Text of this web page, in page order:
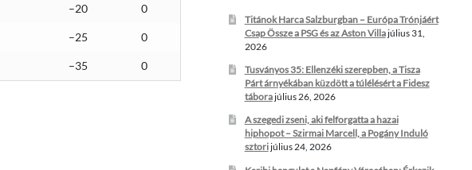
–20 0
–25 0
–35 0
Titánok Harca Salzburgban – Európa Trónjáért
Csap Össze a PSG és az Aston Villajúlius 31,
2026
Tusványos 35: Ellenzéki szerepben, a Tisza
Párt árnyékában küzdött a túlélésért a Fidesz
táborajúlius 26, 2026
A szegedi zseni, aki felforgatta a hazai
hiphopot – Szirmai Marcell, a Pogány Induló
sztorijúlius 24, 2026